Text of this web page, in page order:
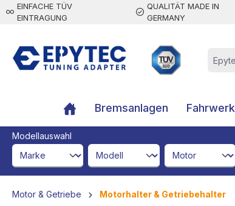
springen
EINFACHE TÜV
EINTRAGUNG
QUALITÄT MADE IN
GERMANY
Bremsanlagen Fahrwerk
Modellauswahl
brandId
modelId engineId
Motor & Getriebe Motorhalter & Getriebehalter